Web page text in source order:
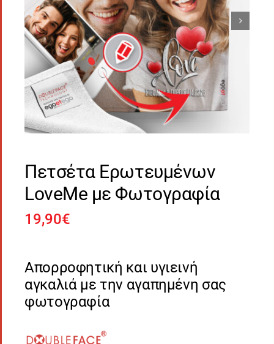
Πετσέτα Ερωτευμένων
LoveMe με Φωτογραφία
19,90€
Απορροφητική και υγιεινή
αγκαλιά με την αγαπημένη σας
φωτογραφία